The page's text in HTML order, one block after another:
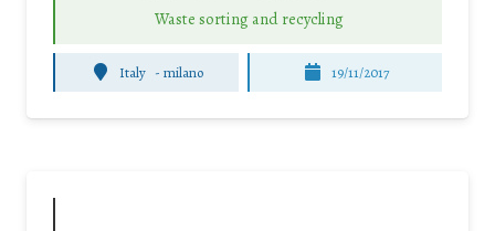
Waste sorting and recycling
Italy -milano 19/11/2017